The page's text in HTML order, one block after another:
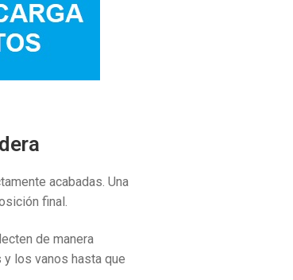
acabadas. Una
final.
de manera
los vanos hasta que